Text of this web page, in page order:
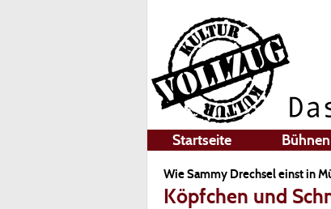
Startseite Bühnen
Wie Sammy Drechsel einst in
Köpfchen und